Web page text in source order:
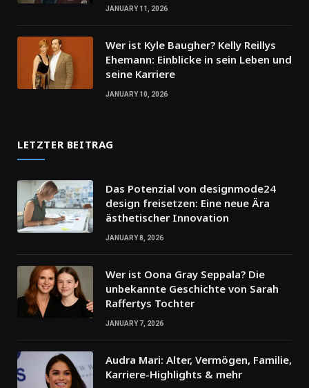
JANUARY 11, 2026
Wer ist Kyle Baugher? Kelly Reillys
Ehemann: Einblicke in sein Leben und
seine Karriere
JANUARY 10, 2026
LETZTER BEITRAG
Das Potenzial von designmode24
design freisetzen: Eine neue Ära
ästhetischer Innovation
JANUARY 8, 2026
Wer ist Oona Gray Seppala? Die
unbekannte Geschichte von Sarah
Raffertys Tochter
JANUARY 7, 2026
Audra Mari: Alter, Vermögen, Familie,
Karriere-Highlights & mehr